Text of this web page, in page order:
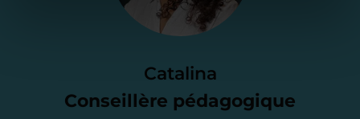
Catalina
Conseillère pédagogique
parfait. À partir de maintenant nous
nous occupons de tout.